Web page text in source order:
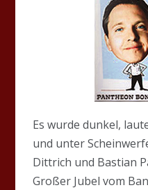
Es wurde dunkel,
und unter
Dittrich und Bastian
Großer Jubel vom